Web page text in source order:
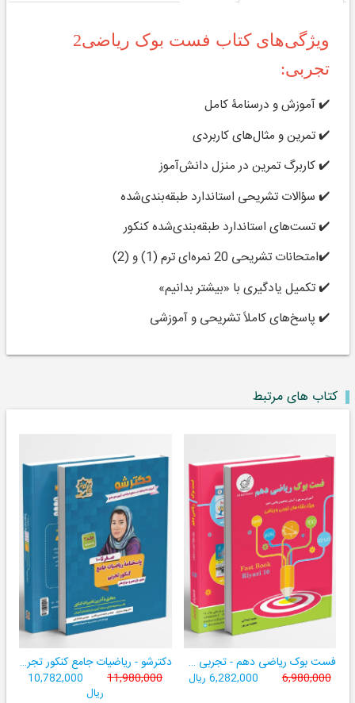
ویژگی‌های کتاب فست بوک ریاضی2
تجربی:
✔️ آموزش و درسنامۀ کامل
✔️ تمرین و مثال‌های کاربردی
✔️ کاربرگ تمرین در منزل دانش‌آموز
✔️ سؤالات تشریحی استاندارد طبقه‌بندی‌شده
✔️ تست‌های استاندارد طبقه‌بندی‌شده کنکور
✔️امتحانات تشریحی 20 نمره‌ای ترم (1) و (2)
✔️ تکمیل یادگیری با «بیشتر بدانیم»
✔️ پاسخ‌های کاملاً تشریحی و آموزشی
کتاب های مرتبط
فست بوک ریاضی دهم - تجربی و ریاضی ((آموزش سریع، آسان و کامل ریاضی پایۀ دهم))
6,980,000 6,282,000 ریال
دکترشو - ریاضیات جامع کنکور تجربی - دهم،یازدهم،دوازدهم - جلد دو (پاسخنامه)
11,980,000
10,782,000
ریال